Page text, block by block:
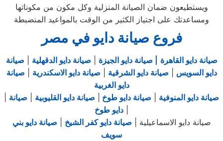
ويستطيعون ضمان الصيانة المنزلية وكل مكون من مكوناتها
ومساعدتك على اجتياز الكثير من الوقت بالمواعيد المنضبطة
فروع صيانة دايو في مصر
صيانة دايو القاهرة | صيانة دايو الجيزة صيانة دايو الدقهلية
صيانة
دايو السويس
صيانة دايو الشرقية صيانة دايو الاسكندرية
صيانة
دايو الغربية
صيانة دايو المنوفية صيانة دايو طوخ صيانة دايو القليوبية
صيانة
دايو طوخ
صيانة دايو الاسماعيلية | صيانة دايو كفر الشيخ
صيانة دايو بني
سويف